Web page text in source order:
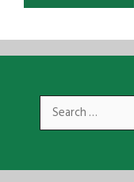
Search
for: